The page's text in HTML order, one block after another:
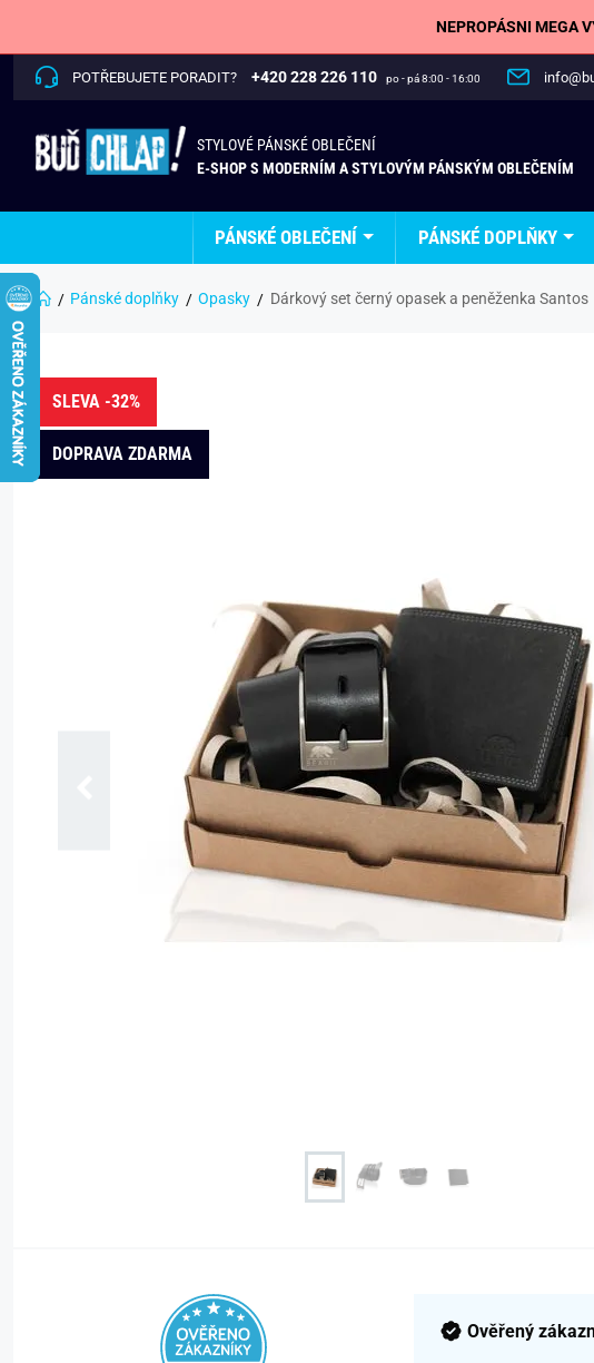
NEPROPÁSNI MEGA
POTŘEBUJETE PORADIT? +420 228 226 110 po - pá 8:00 - 16:00
STYLOVÉ PÁNSKÉ OBLEČENÍ
E-SHOP S MODERNÍM A STYLOVÝM PÁNSKÝM OBLEČENÍM
PÁNSKÉ OBLEČENÍ PÁNSKÉ DOPLŇKY
Pánské doplňky Opasky Dárkový set černý opasek a peněženka Santos
SLEVA -32%
DOPRAVA ZDARMA
Ověřený